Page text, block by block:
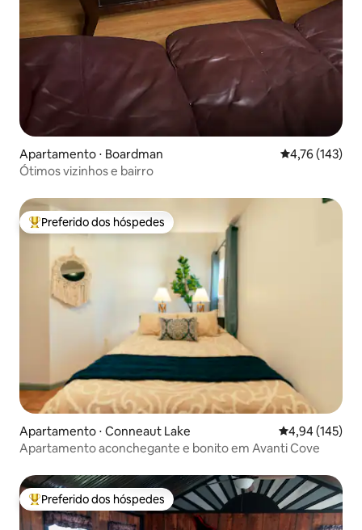
Apartamento ⋅ Boardman 4,76 de uma
4,76 (143)
Ótimos vizinhos e bairro
Entre os melhores preferidos dos hóspedes
Preferido dos hóspedes
Apartamento ⋅ Conneaut Lake 4,94 de uma
4,94 (145)
Apartamento aconchegante e bonito em Avanti Cove
Entre os melhores preferidos dos hóspedes
Preferido dos hóspedes